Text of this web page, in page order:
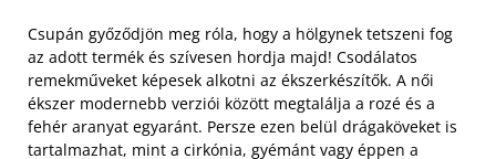
Csupán győződjön meg róla, hogy a hölgynek tetszeni fog
az adott termék és szívesen hordja majd! Csodálatos
remekműveket képesek alkotni az ékszerkészítők. A női
ékszer modernebb verziói között megtalálja a rozé és a
fehér aranyat egyaránt. Persze ezen belül drágaköveket is
tartalmazhat, mint a cirkónia, gyémánt vagy éppen a